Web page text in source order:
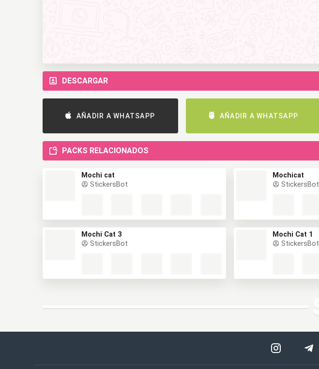
DESCARGAR
AÑADIR A WHATSAPP AÑADIR A WHATSAPP
PACKS RELACIONADOS
Mochi cat
StickersBot
Mochicat
StickersBot
Mochi Cat 3
StickersBot
Mochi Cat 1
StickersBot